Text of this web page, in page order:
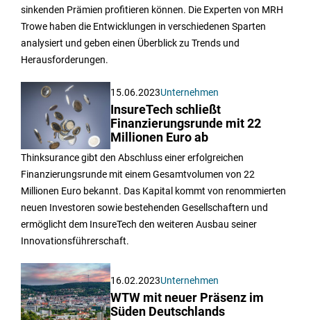
sinkenden Prämien profitieren können. Die Experten von MRH
Trowe haben die Entwicklungen in verschiedenen Sparten
analysiert und geben einen Überblick zu Trends und
Herausforderungen.
15.06.2023Unternehmen
InsureTech schließt
Finanzierungsrunde mit 22
Millionen Euro ab
Thinksurance gibt den Abschluss einer erfolgreichen
Finanzierungsrunde mit einem Gesamtvolumen von 22
Millionen Euro bekannt. Das Kapital kommt von renommierten
neuen Investoren sowie bestehenden Gesellschaftern und
ermöglicht dem InsureTech den weiteren Ausbau seiner
Innovationsführerschaft.
16.02.2023Unternehmen
WTW mit neuer Präsenz im
Süden Deutschlands